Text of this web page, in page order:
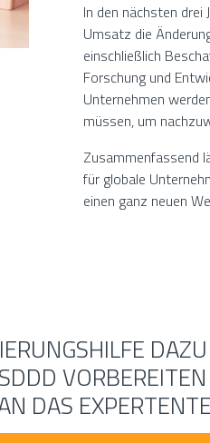
In den nächsten
Umsatz die
einschließlich
Forschung und
Unternehmen
müssen, um
Zusammenfassend
für globale
einen ganz neuen
DAS